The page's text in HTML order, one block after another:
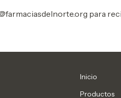
para
Inicio
Productos